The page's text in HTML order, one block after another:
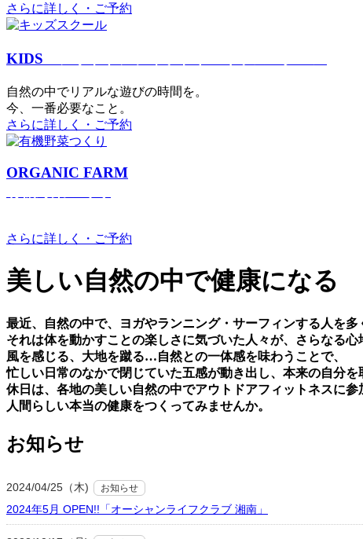
さらに詳しく・ご予約
KIDS
⾃然の中でリアルな遊びの時間を。
今、⼀番必要なこと。
さらに詳しく・ご予約
ORGANIC FARM
さらに詳しく・ご予約
美しい⾃然の中で健康になる
最近、⾃然の中で、ヨガやランニング・サーフィンする⼈を多
それは体を動かすことの楽しさに気づいた⼈々が、さらなる⼼
⾵を感じる、⼤地を蹴る…⾃然との⼀体感を味わうことで、
忙しい⽇常のなかで閉じていた五感が動き出し、本来の⾃分を
休⽇は、各地の美しい⾃然の中でアウトドアフィットネスに参
⼈間らしい本当の健康をつくってみませんか。
お知らせ
2024/04/25（木) お知らせ
2024年5月 OPEN!!「オーシャンライフクラブ 湘南」